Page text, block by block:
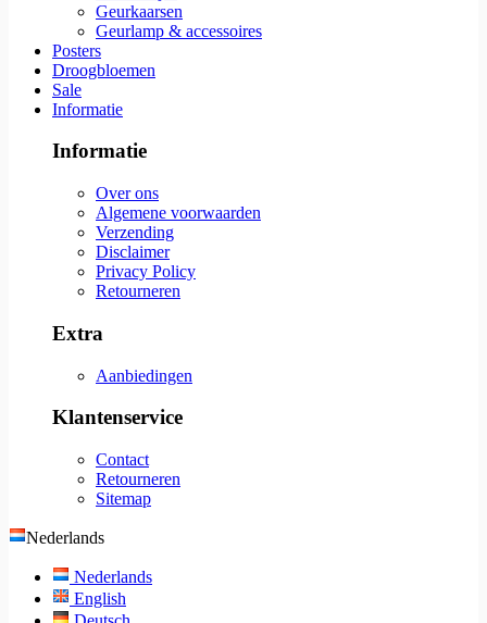
Geurkaarsen
Geurlamp & accessoires
Posters
Droogbloemen
Sale
Informatie
Informatie
Over ons
Algemene voorwaarden
Verzending
Disclaimer
Privacy Policy
Retourneren
Extra
Aanbiedingen
Klantenservice
Contact
Retourneren
Sitemap
Nederlands
Nederlands
English